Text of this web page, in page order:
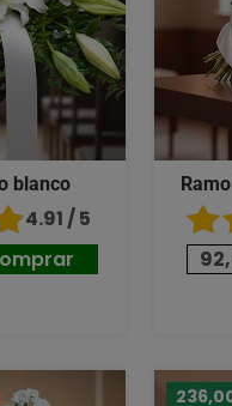
blanco
4.91 / 5